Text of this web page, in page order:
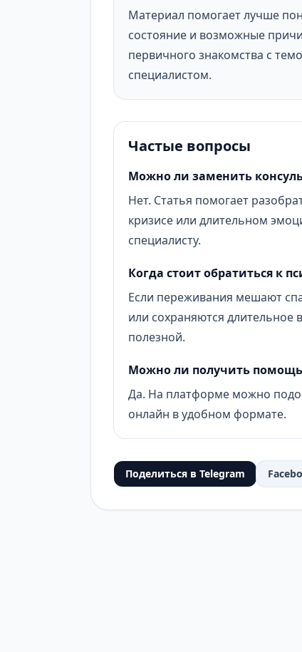
Материал помогает лучше
состояние и возможные
первичного знакомства с
специалистом.
Частые вопросы
Можно ли заменить
Нет. Статья помогает
кризисе или длительном
специалисту.
Когда стоит обратиться к
Если переживания мешают
или сохраняются длительное
полезной.
Можно ли получить
Да. На платформе можно
онлайн в удобном формате.
Поделиться в Telegram